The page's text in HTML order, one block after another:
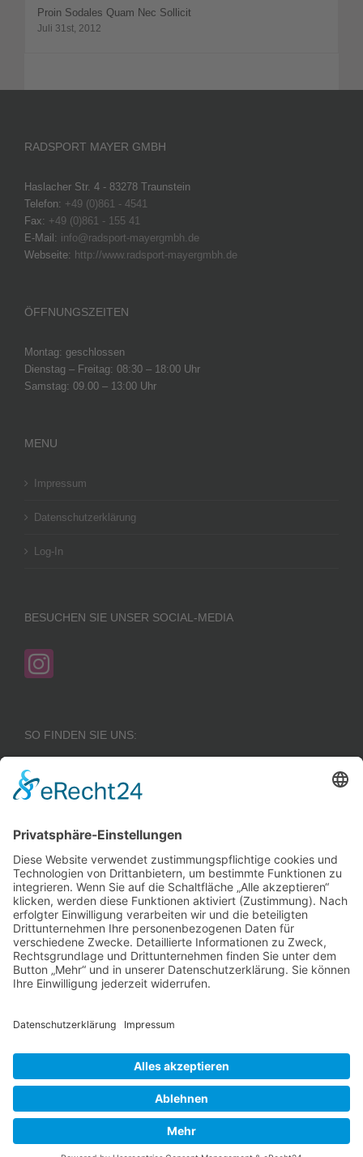
Proin Sodales Quam Nec Sollicit
Juli 31st, 2012
RADSPORT MAYER GMBH
Haslacher Str. 4 - 83278 Traunstein
Telefon: +49 (0)861 - 4541
Fax: +49 (0)861 - 155 41
E-Mail: info@radsport-mayergmbh.de
Webseite: http://www.radsport-mayergmbh.de
ÖFFNUNGSZEITEN
Montag: geschlossen
Dienstag – Freitag: 08:30 – 18:00 Uhr
Samstag: 09.00 – 13:00 Uhr
MENU
Impressum
Datenschutzerklärung
Log-In
BESUCHEN SIE UNSER SOCIAL-MEDIA
SO FINDEN SIE UNS:
Zustimmung, um den
Google Maps-
Service zu laden!
Wir verwenden einen
Service eines
Drittanbieters, um
Karteninhalte einzubetten.
Dieser Service kann Daten
zu Ihren Aktivitäten
Details durch und stimmen
Service zu, um diese Karte
anzuzeigen.
Mehr Informationen
2026 | byRadsport Mayer GmbH
Reserved | Webdesign bycso24.de Cookie-Einstellungen